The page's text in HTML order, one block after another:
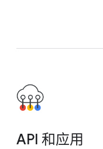
API 和应用